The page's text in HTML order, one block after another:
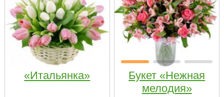
«Итальянка»
Букет «Нежная
мелодия»